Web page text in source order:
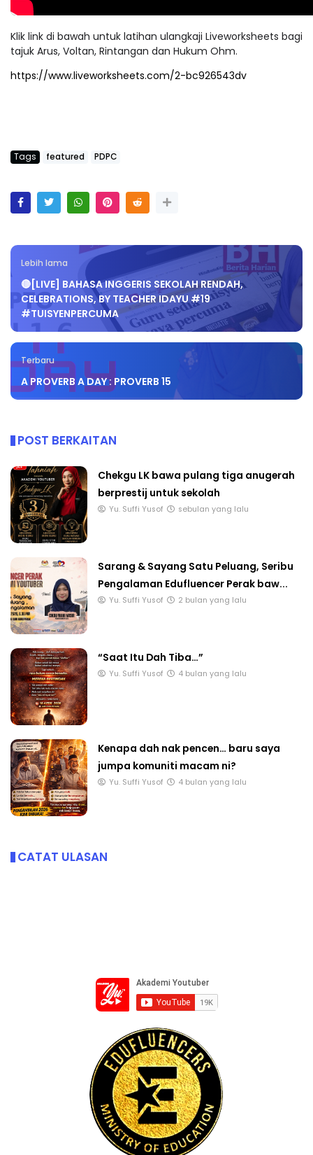
Klik link di bawah untuk latihan ulangkaji Liveworksheets bagi
tajuk Arus, Voltan, Rintangan dan Hukum Ohm.
https://www.liveworksheets.com/2-bc926543dv
Tags featured PDPC
Lebih lama
🔴[LIVE] BAHASA INGGERIS SEKOLAH RENDAH,
CELEBRATIONS, BY TEACHER IDAYU #19
#TUISYENPERCUMA
Terbaru
A PROVERB A DAY : PROVERB 15
POST BERKAITAN
Chekgu LK bawa pulang tiga anugerah
berprestij untuk sekolah
Yu. Suffi Yusof sebulan yang lalu
Sarang & Sayang Satu Peluang, Seribu
Pengalaman Edufluencer Perak baw...
Yu. Suffi Yusof 2 bulan yang lalu
“Saat Itu Dah Tiba…”
Yu. Suffi Yusof 4 bulan yang lalu
Kenapa dah nak pencen… baru saya
jumpa komuniti macam ni?
Yu. Suffi Yusof 4 bulan yang lalu
CATAT ULASAN